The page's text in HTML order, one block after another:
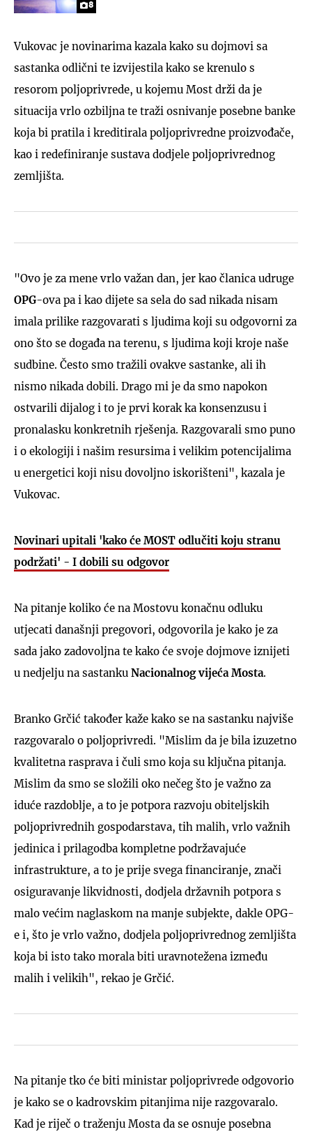
8
Vukovac je novinarima kazala kako su dojmovi sa
sastanka odlični te izvijestila kako se krenulo s
resorom poljoprivrede, u kojemu Most drži da je
situacija vrlo ozbiljna te traži osnivanje posebne banke
koja bi pratila i kreditirala poljoprivredne proizvođače,
kao i redefiniranje sustava dodjele poljoprivrednog
zemljišta.
"Ovo je za mene vrlo važan dan, jer kao članica udruge
OPG-ova pa i kao dijete sa sela do sad nikada nisam
imala prilike razgovarati s ljudima koji su odgovorni za
ono što se događa na terenu, s ljudima koji kroje naše
sudbine. Često smo tražili ovakve sastanke, ali ih
nismo nikada dobili. Drago mi je da smo napokon
ostvarili dijalog i to je prvi korak ka konsenzusu i
pronalasku konkretnih rješenja. Razgovarali smo puno
i o ekologiji i našim resursima i velikim potencijalima
u energetici koji nisu dovoljno iskorišteni", kazala je
Vukovac.
Novinari upitali 'kako će MOST odlučiti koju stranu
podržati' - I dobili su odgovor
Na pitanje koliko će na Mostovu konačnu odluku
utjecati današnji pregovori, odgovorila je kako je za
sada jako zadovoljna te kako će svoje dojmove iznijeti
u nedjelju na sastanku Nacionalnog vijeća Mosta.
Branko Grčić također kaže kako se na sastanku najviše
razgovaralo o poljoprivredi. "Mislim da je bila izuzetno
kvalitetna rasprava i čuli smo koja su ključna pitanja.
Mislim da smo se složili oko nečeg što je važno za
iduće razdoblje, a to je potpora razvoju obiteljskih
poljoprivrednih gospodarstava, tih malih, vrlo važnih
jedinica i prilagodba kompletne podržavajuće
infrastrukture, a to je prije svega financiranje, znači
osiguravanje likvidnosti, dodjela državnih potpora s
malo većim naglaskom na manje subjekte, dakle OPG-
e i, što je vrlo važno, dodjela poljoprivrednog zemljišta
koja bi isto tako morala biti uravnotežena između
malih i velikih", rekao je Grčić.
Na pitanje tko će biti ministar poljoprivrede odgovorio
je kako se o kadrovskim pitanjima nije razgovaralo.
Kad je riječ o traženju Mosta da se osnuje posebna